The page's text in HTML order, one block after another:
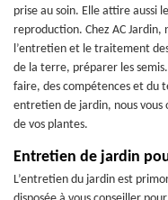
prise au soin. Elle attire aussi
reproduction. Chez AC Jardin,
l’entretien et le traitement
de la terre, préparer les
faire, des compétences et du
entretien de jardin, nous vous
de vos plantes.
Entretien de jardin
L’entretien du jardin est